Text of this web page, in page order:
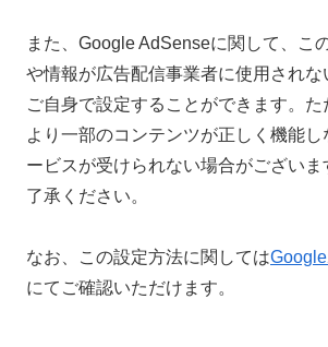
また、Google AdSenseに関して、こ
や情報が広告配信事業者に使用されな
ご自身で設定することができます。た
より一部のコンテンツが正しく機能
ービスが受けられない場合がござい
了承ください。
なお、この設定方法に関しては
にてご確認いただけます。